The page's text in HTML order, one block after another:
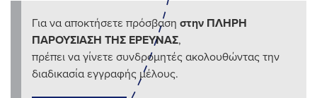
Για να αποκτήσετε πρόσβαση στην ΠΛΗΡΗ
ΠΑΡΟΥΣΙΑΣΗ ΤΗΣ ΕΡΕΥΝΑΣ,
πρέπει να γίνετε συνδρομητές ακολουθώντας την
διαδικασία εγγραφής μέλους.